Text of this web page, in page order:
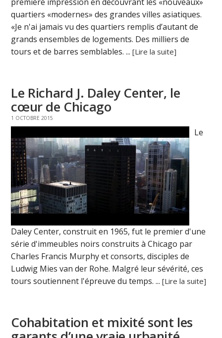
quartiers «modernes» des grandes villes asiatiques.
«Je n'ai jamais vu des quartiers remplis d’autant de
grands ensembles de logements. Des milliers de
tours et de barres semblables. ...[Lire la suite]
Le Richard J. Daley Center, le
cœur de Chicago
1 OCTOBRE 2015
Le
Daley Center, construit en 1965, fut le premier d'une
série d'immeubles noirs construits à Chicago par
Charles Francis Murphy et consorts, disciples de
Ludwig Mies van der Rohe. Malgré leur sévérité, ces
tours soutiennent l'épreuve du temps. ...[Lire la suite]
Cohabitation et mixité sont les